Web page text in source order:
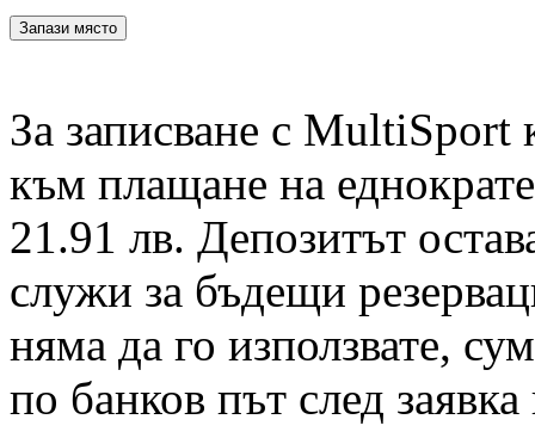
За записване с MultiSport
към плащане на
21.91 лв. Депозитът
служи за бъдещи
няма да го използвате,
по банков път след